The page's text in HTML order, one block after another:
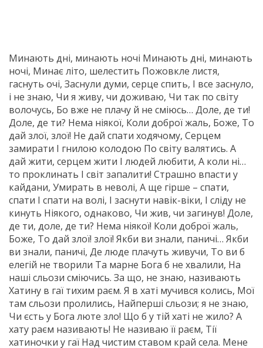
Минають дні, минають ночі Минають дні, минають
ночі, Минає літо, шелестить Пожовкле листя,
гаснуть очі, Заснули думи, серце спить, І все заснуло,
і не знаю, Чи я живу, чи доживаю, Чи так по світу
волочусь, Бо вже не плачу й не сміюсь… Доле, де ти!
Доле, де ти? Нема ніякої, Коли доброї жаль, Боже, То
дай злої, злої! Не дай спати ходячому, Серцем
замирати І гнилою колодою По світу валятись. А
дай жити, серцем жити І людей любити, А коли ні…
то проклинать І світ запалити! Страшно впасти у
кайдани, Умирать в неволі, А ще гірше – спати,
спати І спати на волі, І заснути навік-віки, І сліду не
кинуть Ніякого, однаково, Чи жив, чи загинув! Доле,
де ти, доле, де ти? Нема ніякої! Коли доброї жаль,
Боже, То дай злої! злої! Якби ви знали, паничі… Якби
ви знали, паничі, Де люде плачуть живучи, То ви б
елегій не творили Та марне Бога б не хвалили, На
наші сльози сміючись. За що, не знаю, називають
Хатину в гаї тихим раєм. Я в хаті мучився колись, Мої
там сльози пролились, Найперші сльози; я не знаю,
Чи єсть у Бога люте зло! Що б у тій хаті не жило? А
хату раєм називають! Не називаю її раєм, Тії
хатиночки у гаї Над чистим ставом край села. Мене